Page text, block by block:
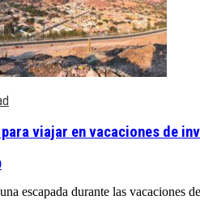
viajar en vacaciones de
escapada durante las